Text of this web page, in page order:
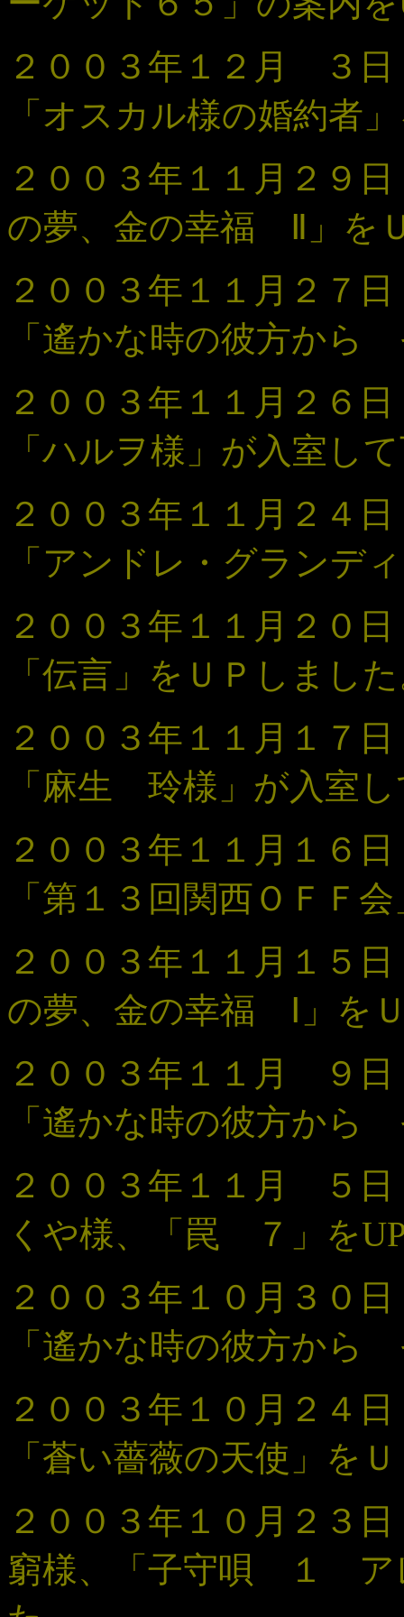
２００３年１２月 ３
「 オスカル様の婚約者 」
２００３年１１月２９
の夢、金の幸福 Ⅱ」を
２００３年１１月２７
「遙かな時の彼方から
２００３年１１月２６
「ハルヲ様」が入室し
２００３年１１月２４
「 アンドレ・グランデ
２００３年１１月２０
「伝言 」 をＵＰしまし
２００３年１１月１７
「麻生 玲様」が入室
２００３年１１月１６
「第１３回関西ＯＦＦ
２００３年１１月１５
の夢、金の幸福 Ⅰ」を
２００３年１１月 ９
「遙かな時の彼方から
２００３年１１月 ５
くや様、「罠
７ 」を
２００３年１０月３０
「遙かな時の彼方から
２００３年１０月２４
「蒼い薔薇の天使 」 を
２００３年１０月２３
窮様、「 子守唄 １ ア